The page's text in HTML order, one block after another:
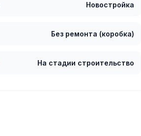
Новостройка
Без ремонта (коробка)
На стадии строительство